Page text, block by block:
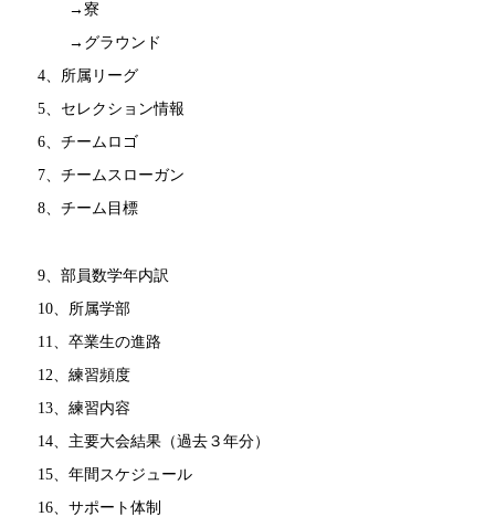
→寮
→グラウンド
4、所属リーグ
5、セレクション情報
6、チームロゴ
7、チームスローガン
8、チーム目標
9、部員数学年内訳
10、所属学部
11、卒業生の進路
12、練習頻度
13、練習内容
14、主要大会結果（過去３年分）
15、年間スケジュール
16、サポート体制